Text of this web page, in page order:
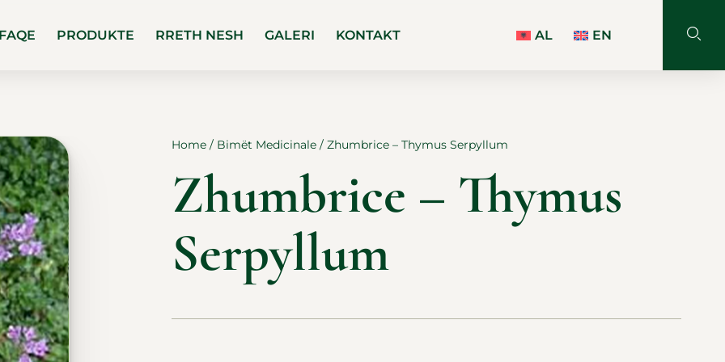
PRODUKTE RRETH NESH GALERI KONTAKT AL EN
Home / Bimët Medicinale / Zhumbrice – Thymus Serpyllum
Zhumbrice – Thymus
Serpyllum